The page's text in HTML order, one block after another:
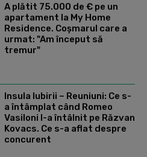
A plătit 75.000 de € pe un
apartament la My Home
Residence. Coşmarul care a
urmat: "Am început să
tremur"
Insula Iubirii – Reuniuni: Ce s-
a întâmplat când Romeo
Vasiloni l-a întâlnit pe Răzvan
Kovacs. Ce s-a aflat despre
concurent